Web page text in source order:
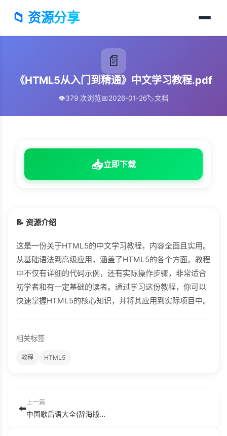
📁 资源分享
📄
《HTML5从入门到精通》中文学习教程.pdf
👁️379 次浏览📅2026-01-26🏷️文档
📥立即下载
📝 资源介绍
这是一份关于HTML5的中文学习教程，内容全面且实用。
从基础语法到高级应用，涵盖了HTML5的各个方面。教程
中不仅有详细的代码示例，还有实际操作步骤，非常适合
初学者和有一定基础的读者。通过学习这份教程，你可以
快速掌握HTML5的核心知识，并将其应用到实际项目中。
相关标签
教程 HTML5
⬅️
上一篇
中国歇后语大全(辞海版) 温端政.pdf